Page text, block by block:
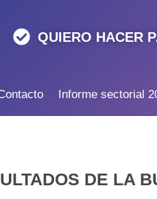
QUIERO HACER
Informe sectorial
DE LA